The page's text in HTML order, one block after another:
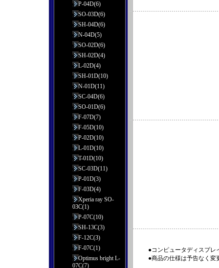
●コンピュータディスプレ
●商品の仕様は予告なく変
P-04D(6)
SO-03D(6)
SH-04D(6)
N-04D(5)
SO-02D(6)
SH-02D(4)
L-02D(4)
SH-01D(10)
N-01D(11)
SC-04D(6)
SO-01D(6)
F-07D(7)
F-05D(10)
P-02D(10)
L-01D(10)
T-01D(10)
SC-03D(11)
P-01D(3)
F-03D(4)
Xperia ray SO-
03C(1)
P-07C(10)
SH-13C(3)
F-12C(3)
F-07C(1)
Optimus bright L-
07C(7)